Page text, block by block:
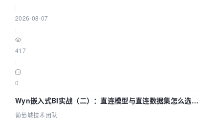
2026-08-07
417
0
Wyn嵌入式BI实战（二）：直连模型与直连数据集怎么选，
参数为什么不生效？| 葡萄城技术团队
葡萄城技术团队